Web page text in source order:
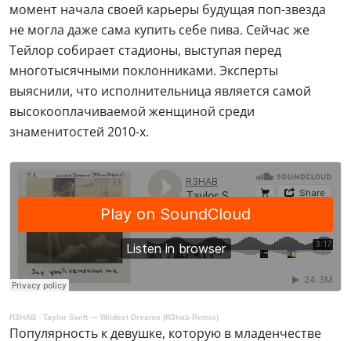
момент начала своей карьеры будущая поп-звезда
не могла даже сама купить себе пива. Сейчас же
Тейлор собирает стадионы, выступая перед
многотысячными поклонниками. Эксперты
выяснили, что исполнительница является самой
высокооплачиваемой женщиной среди
знаменитостей 2010-х.
R3HAB · Taylor Swift — Wildest Dreams (R3hab Remix)
Популярность к девушке, которую в младенчестве